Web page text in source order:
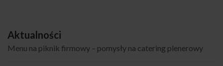
Aktualności
Menu na piknik firmowy – pomysły na catering plenerowy